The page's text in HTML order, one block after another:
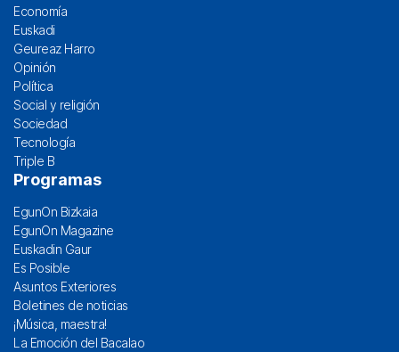
Economía
Euskadi
Geureaz Harro
Opinión
Política
Social y religión
Sociedad
Tecnología
Triple B
Programas
EgunOn Bizkaia
EgunOn Magazine
Euskadin Gaur
Es Posible
Asuntos Exteriores
Boletines de noticias
¡Música, maestra!
La Emoción del Bacalao